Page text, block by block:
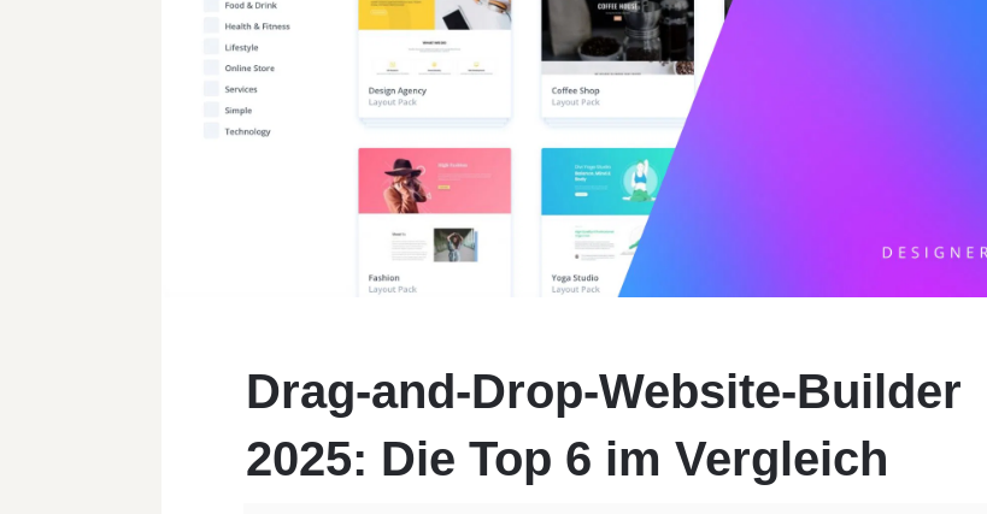
Drag-and-Drop-Website-Builder
2025: Die Top 6 im Vergleich